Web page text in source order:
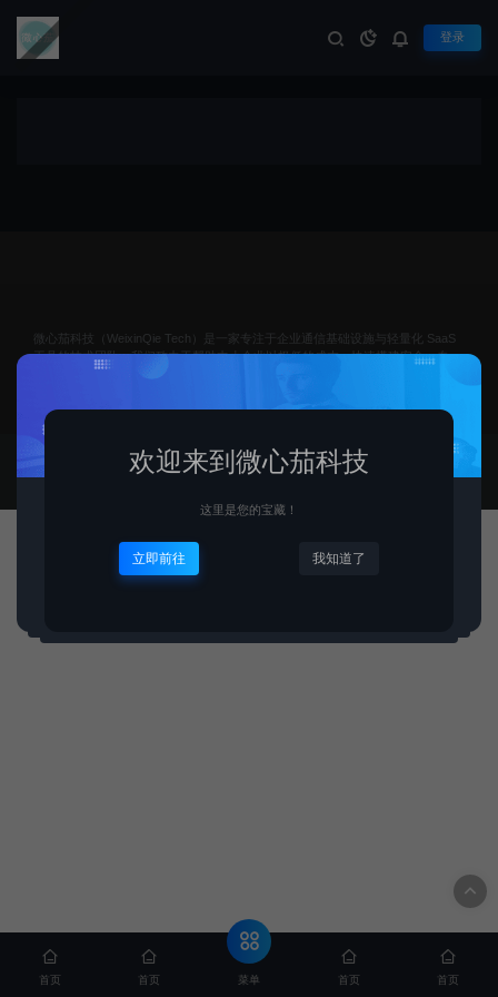
登录
微心茄科技（WeixinQie Tech）是一家专注于企业通信基础设施与轻量化 SaaS
工具的技术团队。我们致力于帮助中小企业以极低的成本，快速搭建安全、专
业、可管理的数字化沟通体系——从企业邮箱、消息中台到自动化运维工具，我
© 2026 微心茄科技 - SSSKR.COM . All rights reserved
渝ICP备2025055005号-1
首页 首页 菜单 首页 首页
欢迎来到微心茄科技
这里是您的宝藏！
立即前往 我知道了